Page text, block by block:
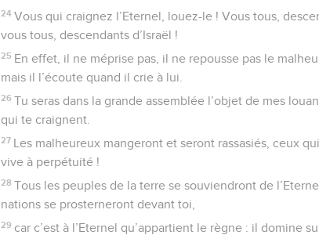
24 Vous qui craignez l’Eternel, louez-le ! Vous tous,
vous tous, descendants d’Israël !
25 En effet, il ne méprise pas, il ne repousse pas le
mais il l’écoute quand il crie à lui.
26 Tu seras dans la grande assemblée l’objet de mes
qui te craignent.
27 Les malheureux mangeront et seront rassasiés, ceux
vive à perpétuité !
28 Tous les peuples de la terre se souviendront de
nations se prosterneront devant toi,
29 car c’est à l’Eternel qu’appartient le règne : il domine